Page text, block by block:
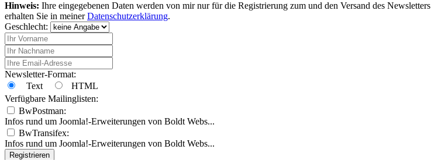
Hinweis: Ihre eingegebenen Daten werden von mir nur für die Registrierung zum und den Versand des
erhalten Sie in meinerDatenschutzerklärung.
Geschlecht:
Newsletter-Format:
Text
HTML
Verfügbare Mailinglisten:
BwPostman:
Infos rund um Joomla!-Erweiterungen von Boldt Webs...
BwTransifex:
Infos rund um Joomla!-Erweiterungen von Boldt Webs...
Registrieren